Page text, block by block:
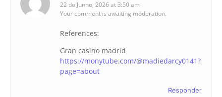
22 de Junho, 2026 at 3:50 am
Your comment is awaiting moderation.
References:
Gran casino madrid
https://monytube.com/@madiedarcy0141?
page=about
Responder